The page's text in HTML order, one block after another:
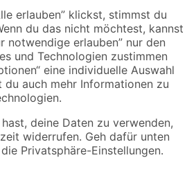
MwSt.. Die dargestellten Angebote sind unter
Die angegebenen Verfügbarkeiten beziehen